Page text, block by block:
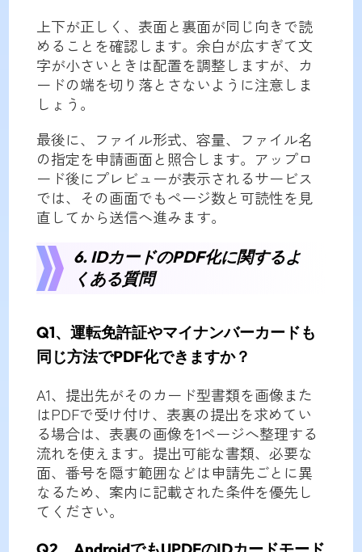
上下が正しく、表面と裏面が同じ向きで読
めることを確認します。余白が広すぎて文
字が小さいときは配置を調整しますが、カ
ードの端を切り落とさないように注意しま
しょう。
最後に、ファイル形式、容量、ファイル名
の指定を申請画面と照合します。アップロ
ード後にプレビューが表示されるサービス
では、その画面でもページ数と可読性を見
直してから送信へ進みます。
6. IDカードのPDF化に関するよ
くある質問
Q1、運転免許証やマイナンバーカードも
同じ方法でPDF化できますか？
A1、提出先がそのカード型書類を画像また
はPDFで受け付け、表裏の提出を求めてい
る場合は、表裏の画像を1ページへ整理する
流れを使えます。提出可能な書類、必要な
面、番号を隠す範囲などは申請先ごとに異
なるため、案内に記載された条件を優先し
てください。